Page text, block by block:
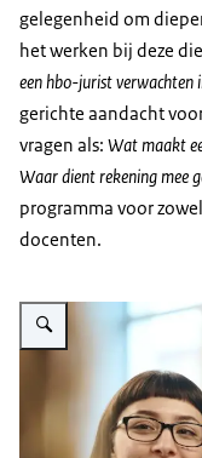
gelegenheid om
het werken bij deze
een hbo-jurist verwachten
gerichte aandacht
vragen als: Wat maakt
Waar dient rekening mee
programma voor
docenten.
Vergroot afbeelding Foto